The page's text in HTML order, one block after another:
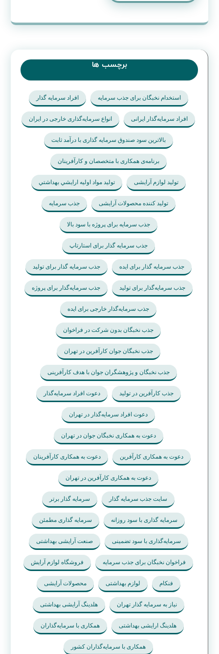
برچسب ها
استخدام نخبگان برای جذب سرمایه افراد سرمایه گذار
افراد سرمایه‌گذار ایرانی انواع سرمایه‌گذاری خارجی در ایران
بالاترین سود صندوق سرمایه گذاری با درآمد ثابت
برنامه‌ی همکاری با متخصصان و کارآفرینان
تولید لوازم آرایشی تولید مواد اوليه ارايشي بهداشتي
تولید کننده محصولات آرایشی جذب سرمایه
جذب سرمایه برای پروژه با سود بالا
جذب سرمایه گذار برای استارتاپ
جذب سرمایه گذار برای ایده جذب سرمایه گذار برای تولید
جذب سرمایه‌گذار برای تولید جذب سرمایه‌گذار برای پروژه
جذب سرمایه‌گذار خارجی برای ایده
جذب نخبگان بدون شرکت در فراخوان
جذب نخبگان جوان کارآفرین در تهران
جذب نخبگان و پژوهشگران جوان با هدف کارآفرینی
جذب کارآفرین در تولید دعوت افراد سرمایه‌گذار
دعوت افراد سرمایه‌گذار در تهران
دعوت به همکاری نخبگان جوان در تهران
دعوت به همکاری کارآفرین دعوت به همکاری کارآفرینان
دعوت به همکاری کارآفرین در تهران
سایت جذب سرمایه گذار سرمایه گذار برتر
سرمایه گذاری با سود روزانه سرمایه گذاری مطمئن
سرمایه‌گذاری با سود تضمینی صنعت آرایشی بهداشتی
فراخوان نخبگان برای جذب سرمایه فروشگاه لوازم آرایش
فنکام لوازم بهداشتی محصولات آرایشی
نیاز به سرمایه گذار تهران هلدینگ آرایشی بهداشتی
هلدینگ ارایشی بهداشتی همکاری با سرمایه‌گذاران
همکاری با سرمایه‌گذاران کشور